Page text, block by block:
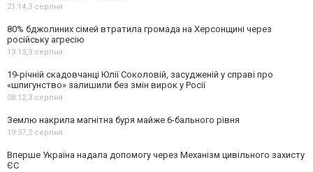
21:14,3 серпня
80% бджолиних сімей втратила громада на Херсонщині через
російську агресію
13:13,3 серпня
19-річній скадовчанці Юлії Соколовій, засудженій у справі про
«шпигунство» залишили без змін вирок у Росії
08:12,3 серпня
Землю накрила магнітна буря майже 6-бального рівня
19:37,2 серпня
Вперше Україна надала допомогу через Механізм цивільного захисту
ЄС